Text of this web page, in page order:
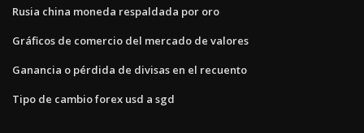
Rusia china moneda respaldada por oro
Gráficos de comercio del mercado de valores
Ganancia o pérdida de divisas en el recuento
Tipo de cambio forex usd a sgd